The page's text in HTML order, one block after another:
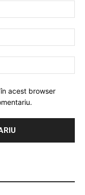
acest browser